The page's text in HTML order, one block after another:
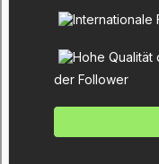
der Follower